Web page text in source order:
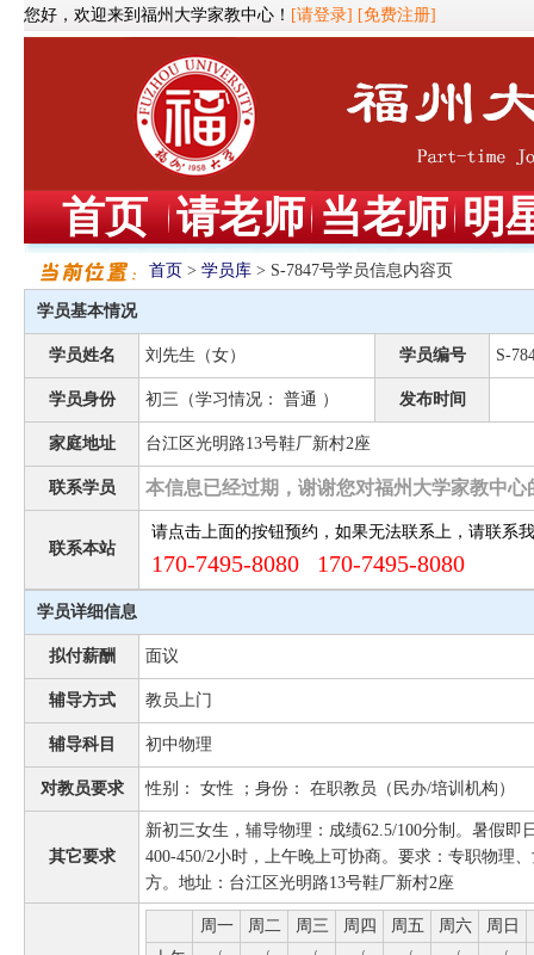
您好，欢迎来到福州大学家教中心！ [请登录] [免费注册]
首页 请老师 当老师 明
首页 > 学员库 > S-7847号学员信息内容页
学员基本情况
学员姓名 刘先生（女） 学员编号 S-
学员身份 初三（学习情况： 普通 ） 发布时间
家庭地址 台江区光明路13号鞋厂新村2座
联系学员 本信息已经过期，谢谢您对福州大学家教中心
联系本站
请点击上面的按钮预约，如果无法联系上，请联系
170-7495-8080 170-7495-8080
学员详细信息
拟付薪酬 面议
辅导方式 教员上门
辅导科目 初中物理
对教员要求 性别： 女性 ；身份： 在职教员（民办/培训机构）
其它要求
新初三女生，辅导物理：成绩62.5/100分制。暑假即
400-450/2小时，上午晚上可协商。要求：专职物理
方。地址：台江区光明路13号鞋厂新村2座
周一 周二 周三 周四 周五 周六 周日